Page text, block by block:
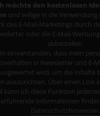
möchte den kostenlosen
und willige in die
des E-Mail-Marketings durch
oder die E-Mail-
abbestellen.
einverstanden, dass mein
in Newsletter und E-
wird, um die Inhalte
auszurichten. Über einen Link
kann ich diese Funktion
Informationen
Datenschutzhinweisen.